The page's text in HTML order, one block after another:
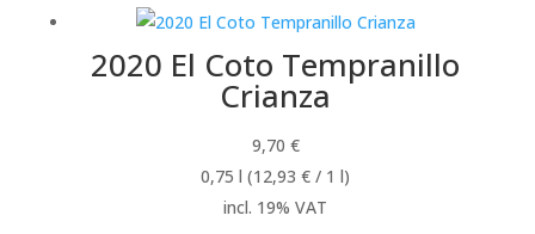
2020 El Coto Tempranillo
Crianza
9,70 €
0,75 l (12,93€ / 1l)
incl. 19% VAT